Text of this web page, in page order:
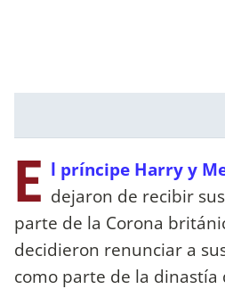
E l príncipe Harry y
dejaron de recibir
parte de la Corona
decidieron renunciar a
como parte de la dinastía